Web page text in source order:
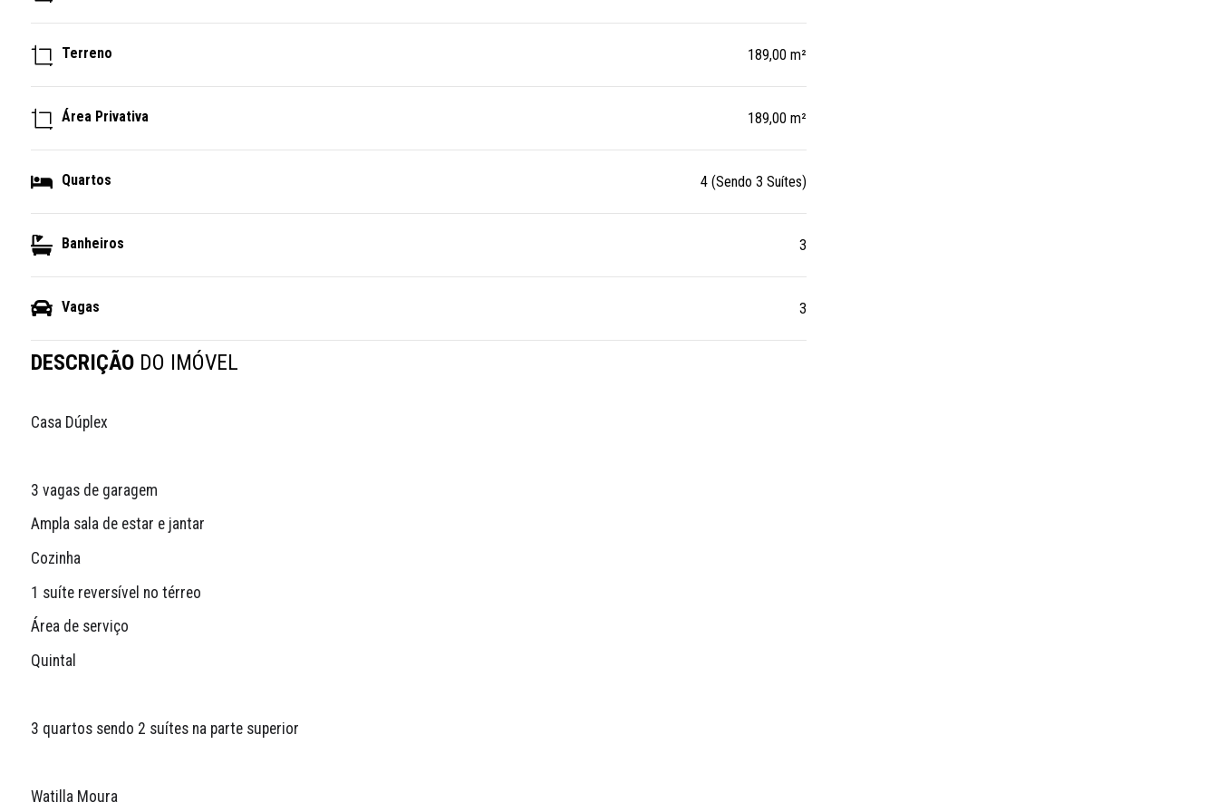
Terreno 189,00 m²
Área Privativa 189,00 m²
Quartos 4 (Sendo 3 Suítes)
Banheiros 3
Vagas 3
DESCRIÇÃO DO IMÓVEL
Casa Dúplex
3 vagas de garagem
Ampla sala de estar e jantar
Cozinha
1 suíte reversível no térreo
Área de serviço
Quintal
3 quartos sendo 2 suítes na parte superior
Watilla Moura